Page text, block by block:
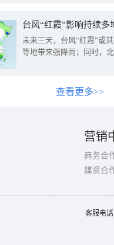
台风“红霞”影响持续
未来三天，台风“红霞”或
等地带来强降雨；同时，
查看更多>>
营销
商务合
媒资合
客服电